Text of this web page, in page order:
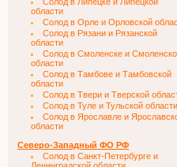
области
Солод в Орле и Орловской
Солод в Рязани и Рязанской
области
Солод в Смоленске и
области
Солод в Тамбове и Тамбовской
области
Солод в Твери и Тверской
Солод в Туле и Тульской области
Солод в Ярославле и
области
Северо-Западный ФО РФ
Солод в Санкт-Петербурге и